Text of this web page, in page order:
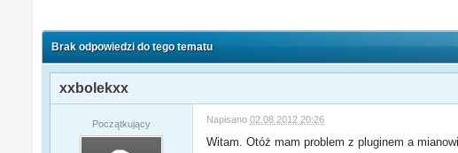
Brak odpowiedzi do tego tematu
xxbolekxx
Początkujący Napisano02.08.2012 20:26
Witam. Otóż mam problem z pluginem a